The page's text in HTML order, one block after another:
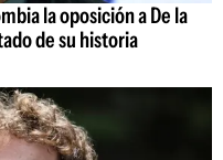
la oposición a De la
de su historia